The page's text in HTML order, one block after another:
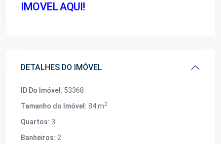
IMOVEL AQUI!
DETALHES DO IMÓVEL
ID Do Imóvel: 53368
Tamanho do Imóvel: 84 m2
Quartos: 3
Banheiros: 2